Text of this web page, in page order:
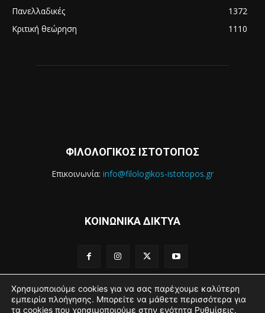
Πανελλαδικές
1372
Κριτική θεώρηση
1110
ΦΙΛΟΛΟΓΙΚΟΣ ΙΣΤΟΤΟΠΟΣ
Επικοινωνία: info@filologikos-istotopos.gr
ΚΟΙΝΩΝΙΚΑ ΔΙΚΤΥΑ
Χρησιμοποιούμε cookies για να σας παρέχουμε καλύτερη
εμπειρία πλοήγησης. Μπορείτε να μάθετε περισσότερα για
τα cookies που χρησιμοποιούμε στην ενότητα Ρυθμίσεις.